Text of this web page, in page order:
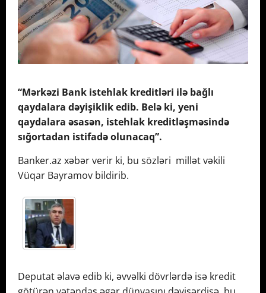
“Mərkəzi Bank istehlak kreditləri ilə bağlı
qaydalara dəyişiklik edib. Belə ki, yeni
qaydalara əsasən, istehlak kreditləşməsində
sığortadan istifadə olunacaq”.
Banker.az xəbər verir ki, bu sözləri millət vəkili
Vüqar Bayramov bildirib.
Deputat əlavə edib ki, əvvəlki dövrlərdə isə kredit